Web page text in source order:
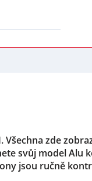
zde
svůj model Alu
jsou ručně